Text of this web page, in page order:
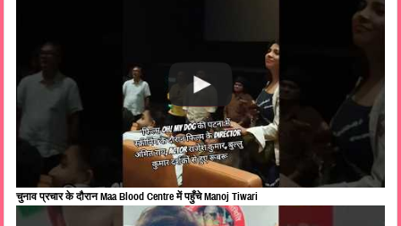
चुनाव प्रचार के दौरान Maa Blood Centre में पहुँचे Manoj Tiwari